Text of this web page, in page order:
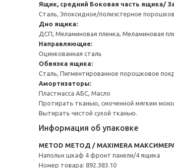
Ящик, средний Боковая часть ящика/
Сталь, Эпоксидное/полиэстерное
Дно ящика:
ДСП, Меламиновая пленка, Меламиновая
Направляющие:
Оцинкованная сталь
Обвязка ящика:
Сталь, Пигментированное порошковое
Амортизаторы:
Пластмасса АБС, Масло
Протирать тканью, смоченной мягким
Вытирать чистой сухой тканью.
Информация об упаковке
METOD МЕТОД / MAXIMERA
Напольн шкаф 4 фронт панели/4 ящика
Номер товара: 892.383.10